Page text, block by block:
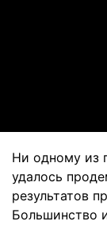
Ни одному из
удалось
результатов
Большинство